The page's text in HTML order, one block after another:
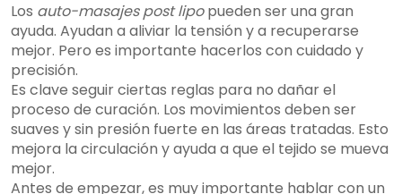
Los auto-masajes post lipopueden ser una gran
ayuda. Ayudan a aliviar la tensión y a recuperarse
mejor. Pero es importante hacerlos con cuidado y
precisión.
Es clave seguir ciertas reglas para no dañar el
proceso de curación. Los movimientos deben ser
suaves y sin presión fuerte en las áreas tratadas. Esto
mejora la circulación y ayuda a que el tejido se mueva
mejor.
Antes de empezar, es muy importante hablar con un